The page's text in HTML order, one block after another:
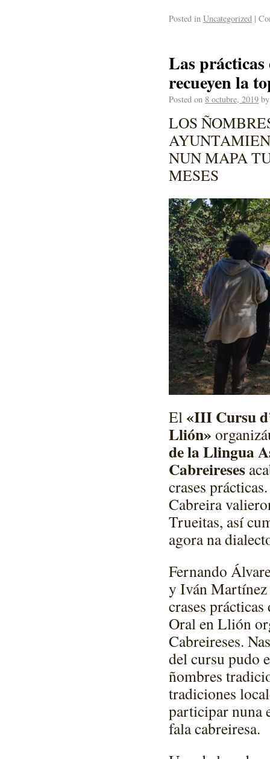
Posted in Uncategorized |
Las prácticas
recueyen la
Posted on 8 octubre, 2019 by
LOS
NUN MAPA
MESES
El «III Cursu
Llión»
de la Llingua
Cabreireses
crases
Cabreira
Trueitas, así
agora na
Fernando
y Iván
crases
Oral en Llión
Cabreireses.
del cursu pudo
ñombres
tradiciones
participar nuna
fala cabreiresa.